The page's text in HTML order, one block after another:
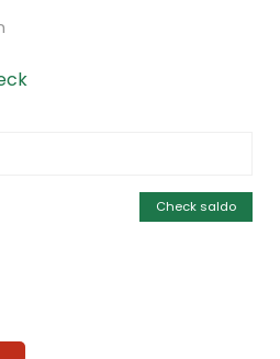
Check saldo